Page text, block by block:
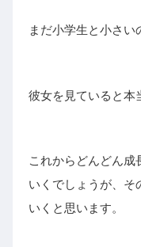
まだ小学生と小さい
彼女を見ていると本
これからどんどん成
いくでしょうが、そ
いくと思います。